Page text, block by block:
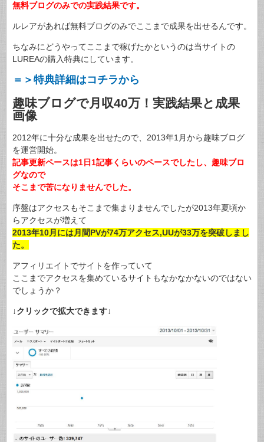
無料ブログのみでの実践結果です。
ルレアがあれば無料ブログのみでここまで成果を出せるんです。
ちなみにどうやってここまで稼げたかというのは当サイトの
LUREAの購入特典にしています。
＝＞特典詳細はコチラから
趣味ブログで月収40万！実践結果と成果
画像
2012年に十分な成果を出せたので、2013年1月から趣味ブログ
を運営開始。
記事更新ペースは1日1記事くらいのペースでしたし、趣味ブロ
グなので
そこまで苦になりませんでした。
序盤はアクセスもそこまで集まりませんでしたが2013年夏頃か
らアクセスが増えて
2013年10月には月間PVが74万アクセス,UUが33万を突破しまし
た。
アフィリエイトでサイトを作っていて
ここまでアクセスを集めているサイトもなかなかないのではない
でしょうか？
↓クリックで拡大できます↓